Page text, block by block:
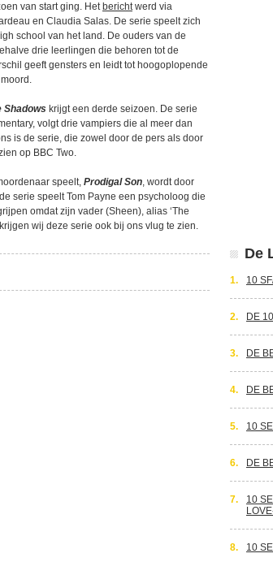
van start ging. Het berichtwerd via
en Claudia Salas. De serie speelt zich
school van het land. De ouders van de
drie leerlingen die behoren tot de
geeft gensters en leidt tot hoogoplopende
Shadows krijgt een derde seizoen. De serie
volgt drie vampiers die al meer dan
is de serie, die zowel door de pers als door
op BBC Two.
speelt, Prodigal Son, wordt door
serie speelt Tom Payne een psycholoog die
omdat zijn vader (Sheen), alias ‘The
wij deze serie ook bij ons vlug te zien.
De
1. 10
2. DE
3. DE
4. DE
5. 10
6. DE
7.
10
8. 10